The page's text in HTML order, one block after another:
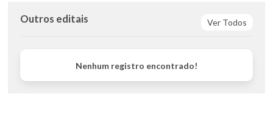
Ver Todos
Outros editais
Nenhum registro encontrado!